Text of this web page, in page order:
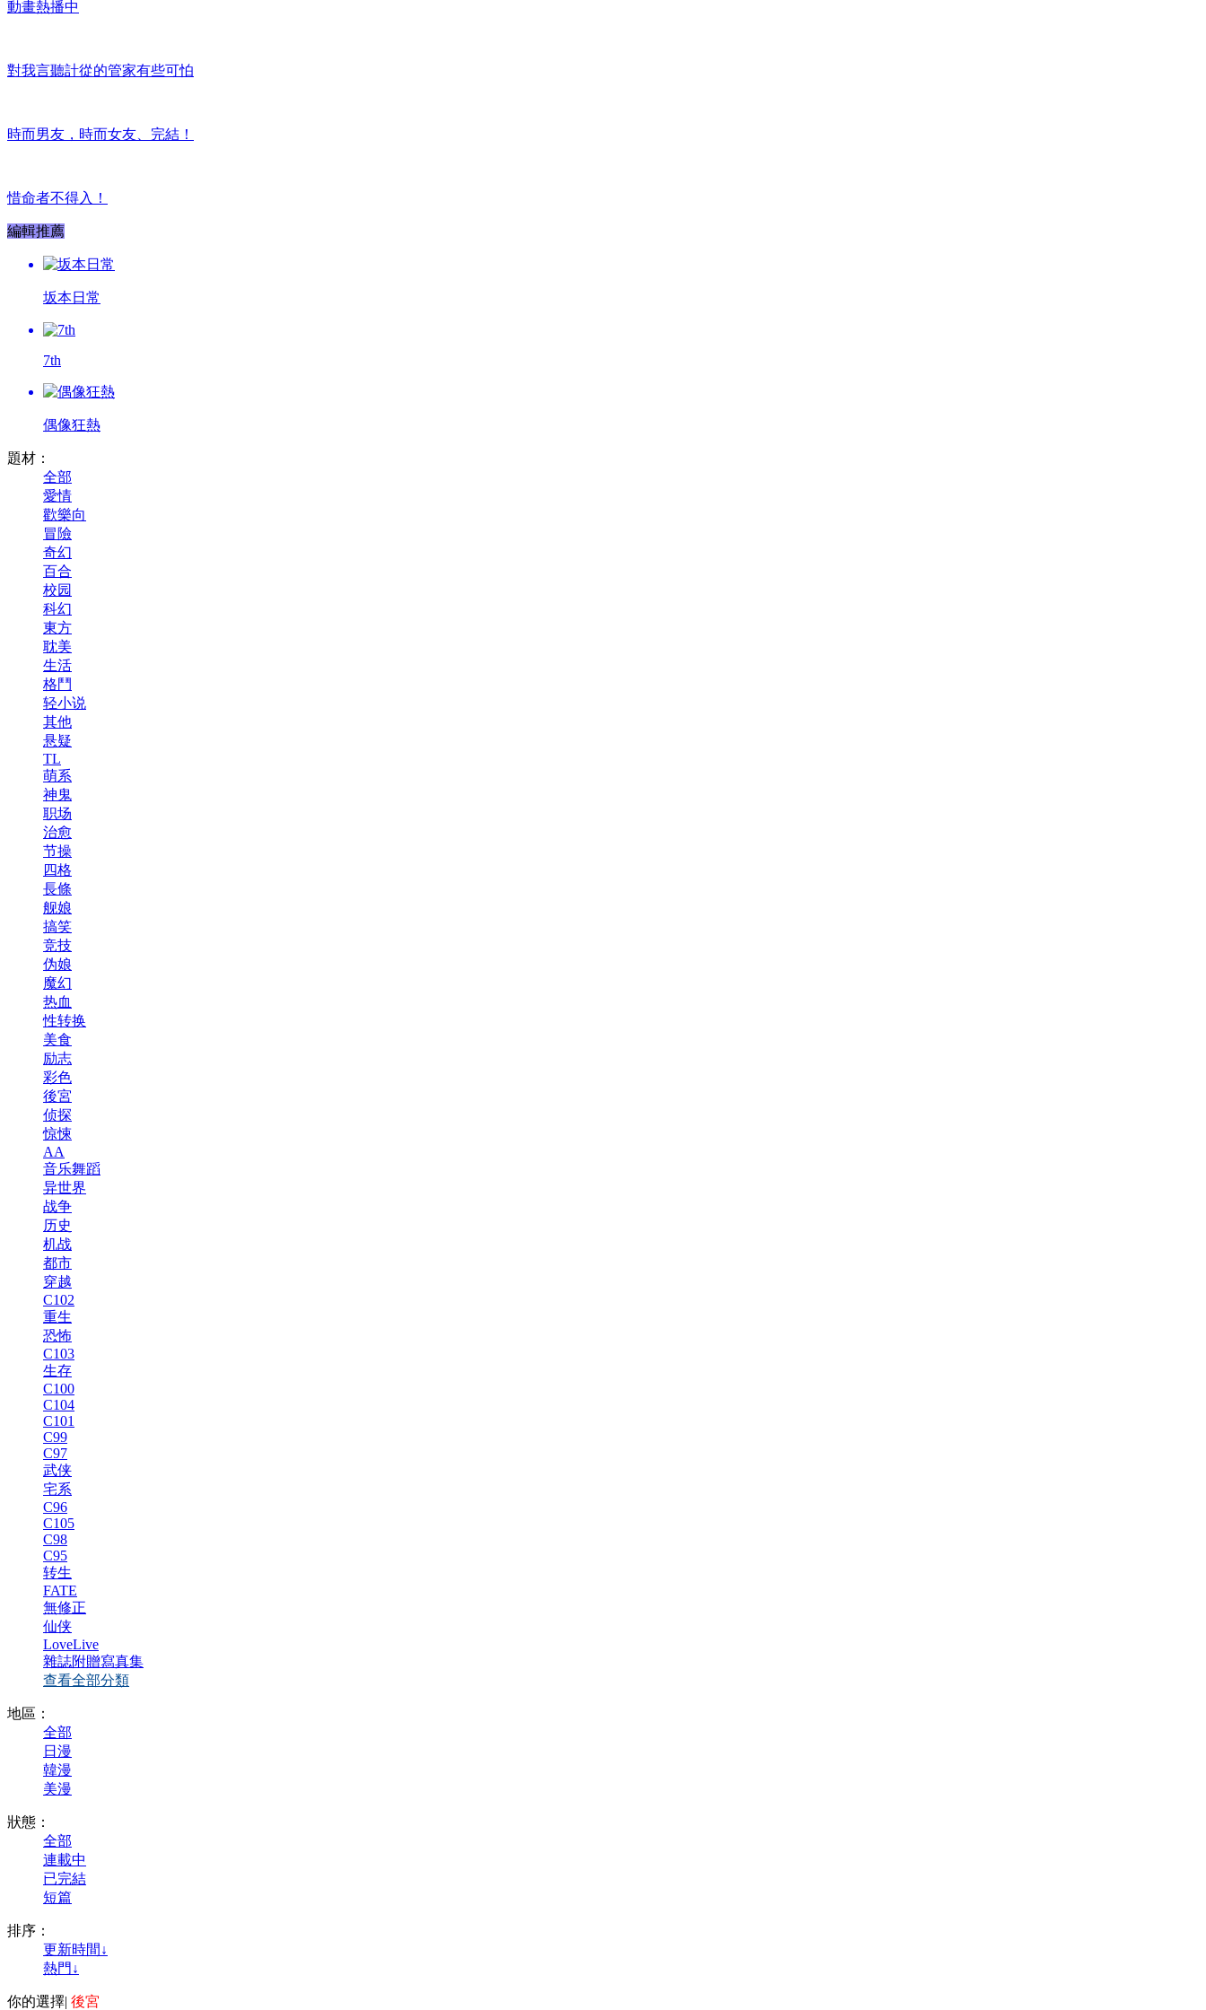
動畫熱播中
對我言聽計從的管家有些可怕
時而男友，時而女友、完結！
惜命者不得入！
編輯推薦
坂本日常
7th
偶像狂熱
題材：
全部
愛情
歡樂向
冒險
奇幻
百合
校园
科幻
東方
耽美
生活
格鬥
轻小说
其他
悬疑
TL
萌系
神鬼
职场
治愈
节操
四格
長條
舰娘
搞笑
竞技
伪娘
魔幻
热血
性转换
美食
励志
彩色
後宮
侦探
惊悚
AA
音乐舞蹈
异世界
战争
历史
机战
都市
穿越
C102
重生
恐怖
C103
生存
C100
C104
C101
C99
C97
武侠
宅系
C96
C105
C98
C95
转生
FATE
無修正
仙侠
LoveLive
雜誌附贈寫真集
查看全部分類
地區：
全部
日漫
韓漫
美漫
狀態：
全部
連載中
已完結
短篇
排序：
更新時間↓
熱門↓
你的選擇| 後宮